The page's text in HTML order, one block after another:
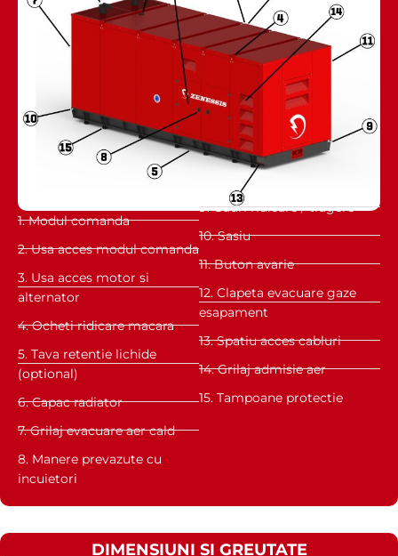
1. Modul comanda
2. Usa acces modul comanda
3. Usa acces motor si
alternator
4. Ocheti ridicare macara
5. Tava retentie lichide
(optional)
6. Capac radiator
7. Grilaj evacuare aer cald
8. Manere prevazute cu
incuietori
9. Gauri ridicare / tragere
10. Sasiu
11. Buton avarie
12. Clapeta evacuare gaze
esapament
13. Spatiu acces cabluri
14. Grilaj admisie aer
15. Tampoane protectie
DIMENSIUNI ȘI GREUTATE